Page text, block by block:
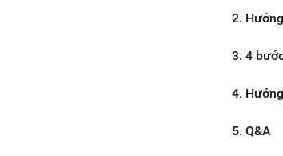
2.
3. 4
4.
5. Q&A